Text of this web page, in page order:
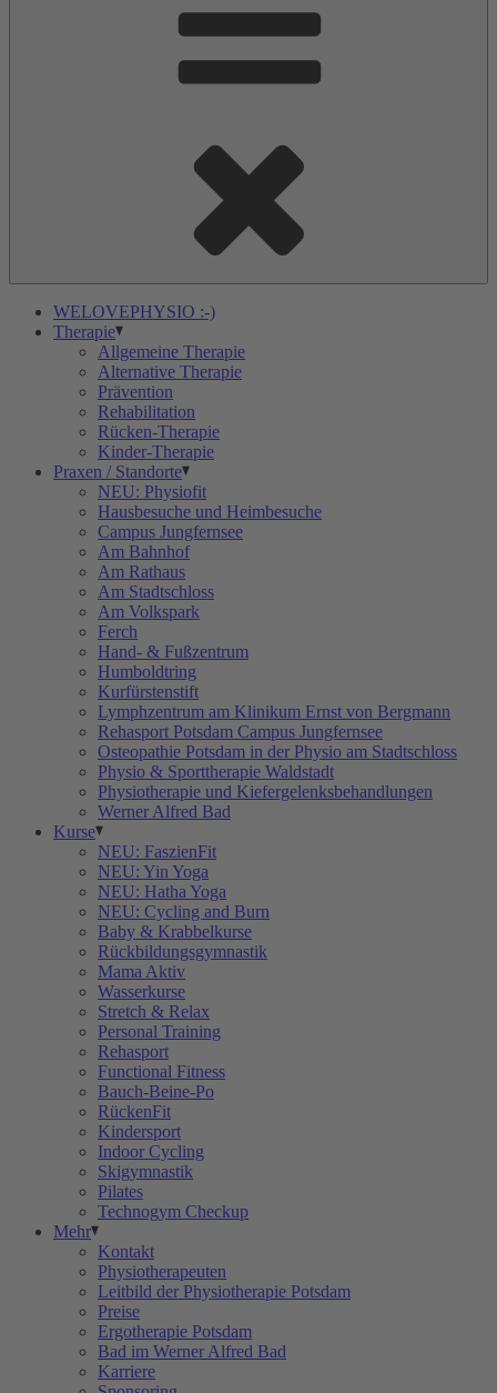
WELOVEPHYSIO :-)
Therapie
Allgemeine Therapie
Alternative Therapie
Prävention
Rehabilitation
Rücken-Therapie
Kinder-Therapie
Praxen / Standorte
NEU: Physiofit
Hausbesuche und Heimbesuche
Campus Jungfernsee
Am Bahnhof
Am Rathaus
Am Stadtschloss
Am Volkspark
Ferch
Hand- & Fußzentrum
Humboldtring
Kurfürstenstift
Lymphzentrum am Klinikum Ernst von Bergmann
Rehasport Potsdam Campus Jungfernsee
Osteopathie Potsdam in der Physio am Stadtschloss
Physio & Sporttherapie Waldstadt
Physiotherapie und Kiefergelenksbehandlungen
Werner Alfred Bad
Kurse
NEU: FaszienFit
NEU: Yin Yoga
NEU: Hatha Yoga
NEU: Cycling and Burn
Baby & Krabbelkurse
Rückbildungsgymnastik
Mama Aktiv
Wasserkurse
Stretch & Relax
Personal Training
Rehasport
Functional Fitness
Bauch-Beine-Po
RückenFit
Kindersport
Indoor Cycling
Skigymnastik
Pilates
Technogym Checkup
Mehr
Kontakt
Physiotherapeuten
Leitbild der Physiotherapie Potsdam
Preise
Ergotherapie Potsdam
Bad im Werner Alfred Bad
Karriere